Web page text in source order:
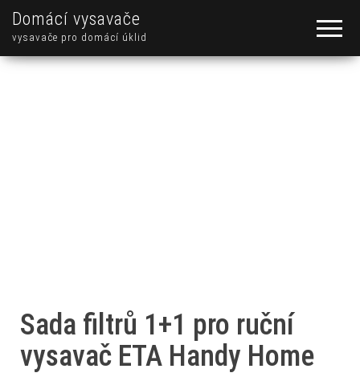
Domácí vysavače
vysavače pro domácí úklid
Sada filtrů 1+1 pro ruční
vysavač ETA Handy Home